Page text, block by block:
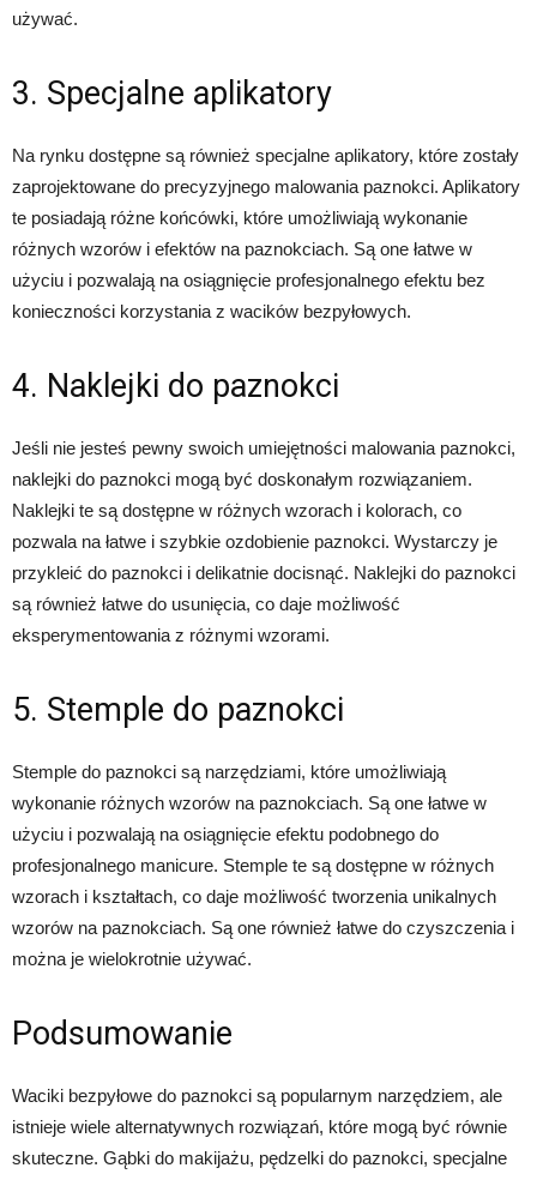
używać.
3. Specjalne aplikatory
Na rynku dostępne są również specjalne aplikatory, które zostały
zaprojektowane do precyzyjnego malowania paznokci. Aplikatory
te posiadają różne końcówki, które umożliwiają wykonanie
różnych wzorów i efektów na paznokciach. Są one łatwe w
użyciu i pozwalają na osiągnięcie profesjonalnego efektu bez
konieczności korzystania z wacików bezpyłowych.
4. Naklejki do paznokci
Jeśli nie jesteś pewny swoich umiejętności malowania paznokci,
naklejki do paznokci mogą być doskonałym rozwiązaniem.
Naklejki te są dostępne w różnych wzorach i kolorach, co
pozwala na łatwe i szybkie ozdobienie paznokci. Wystarczy je
przykleić do paznokci i delikatnie docisnąć. Naklejki do paznokci
są również łatwe do usunięcia, co daje możliwość
eksperymentowania z różnymi wzorami.
5. Stemple do paznokci
Stemple do paznokci są narzędziami, które umożliwiają
wykonanie różnych wzorów na paznokciach. Są one łatwe w
użyciu i pozwalają na osiągnięcie efektu podobnego do
profesjonalnego manicure. Stemple te są dostępne w różnych
wzorach i kształtach, co daje możliwość tworzenia unikalnych
wzorów na paznokciach. Są one również łatwe do czyszczenia i
można je wielokrotnie używać.
Podsumowanie
Waciki bezpyłowe do paznokci są popularnym narzędziem, ale
istnieje wiele alternatywnych rozwiązań, które mogą być równie
skuteczne. Gąbki do makijażu, pędzelki do paznokci, specjalne